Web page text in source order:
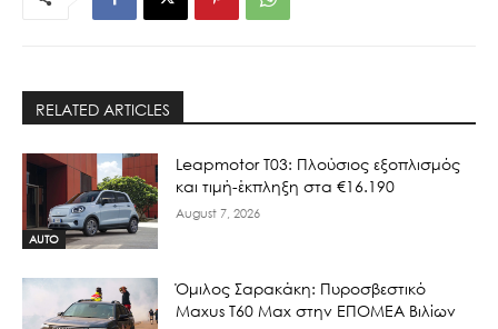
RELATED ARTICLES
AUTO
Leapmotor T03: Πλούσιος εξοπλισμός
και τιμή-έκπληξη στα €16.190
August 7, 2026
Όμιλος Σαρακάκη: Πυροσβεστικό
Maxus T60 Max στην ΕΠΟΜΕΑ Βιλίων